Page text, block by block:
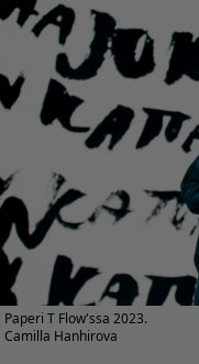
Paperi T Flow'ssa 2023.
Camilla Hanhirova